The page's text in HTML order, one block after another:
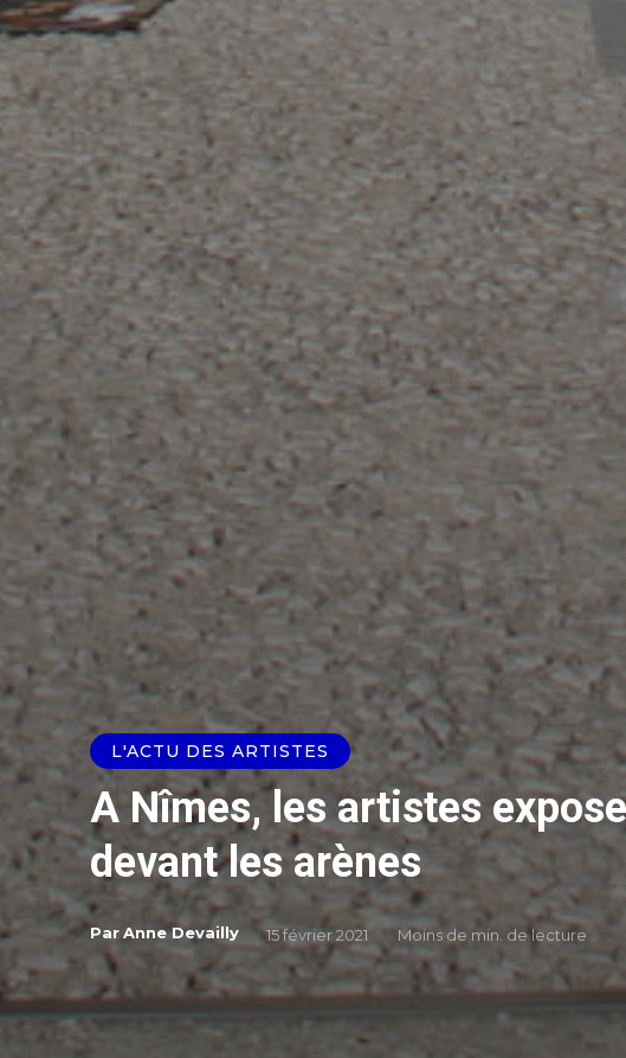
L'ACTU DES ARTISTES
A Nîmes, les artistes
devant les arènes
ParAnne Devailly 15 février 2021 Moins de min. de lecture